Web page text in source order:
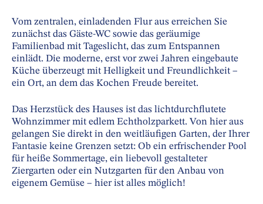
Vom zentralen, einladenden Flur aus erreichen Sie
zunächst das Gäste-WC sowie das geräumige
Familienbad mit Tageslicht, das zum Entspannen
einlädt. Die moderne, erst vor zwei Jahren eingebaute
Küche überzeugt mit Helligkeit und Freundlichkeit –
ein Ort, an dem das Kochen Freude bereitet.
Das Herzstück des Hauses ist das lichtdurchflutete
Wohnzimmer mit edlem Echtholzparkett. Von hier aus
gelangen Sie direkt in den weitläufigen Garten, der Ihrer
Fantasie keine Grenzen setzt: Ob ein erfrischender Pool
für heiße Sommertage, ein liebevoll gestalteter
Ziergarten oder ein Nutzgarten für den Anbau von
eigenem Gemüse – hier ist alles möglich!